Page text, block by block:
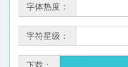
字体热度：
字符星级：